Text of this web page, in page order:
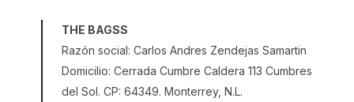
THE BAGSS
Razón social: Carlos Andres Zendejas Samartin
Domicilio: Cerrada Cumbre Caldera 113 Cumbres
del Sol. CP: 64349. Monterrey, N.L.